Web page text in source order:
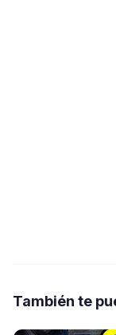
También te